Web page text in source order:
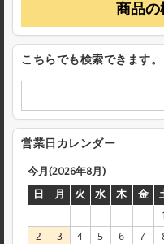
商品の
こちらでも検索できます。
営業日カレンダー
今月(2026年8月)
日
月 火 水 木 金
1
2
3 4 5 6 7